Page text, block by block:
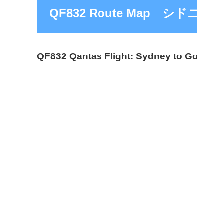
QF832 Route Map シド
QF832 Qantas Flight: Sydney to